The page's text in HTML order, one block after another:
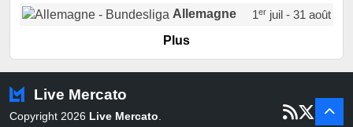
Allemagne
1erjuil - 31 août
Portugal
Pays-Bas
22 juin - 2 sept
Belgique
juil - 31
Plus
Live Mercato
Copyright 2026 Live Mercato.